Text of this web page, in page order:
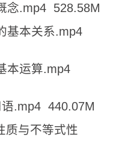
.mp4 528.58M
本关系.mp4
运算.mp4
.mp4 440.07M
与不等式性